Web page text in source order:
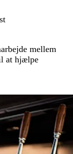
mellem
at hjælpe